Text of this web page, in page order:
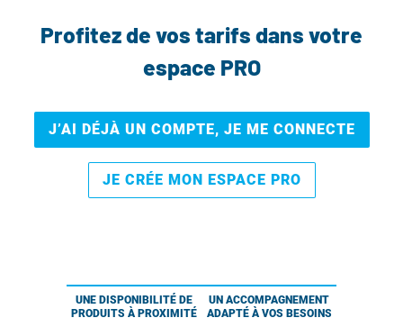
Profitez de vos tarifs dans votre
espace PRO
J’AI DÉJÀ UN COMPTE, JE ME CONNECTE
JE CRÉE MON ESPACE PRO
UNE DISPONIBILITÉ DE
PRODUITS À PROXIMITÉ
UN ACCOMPAGNEMENT
ADAPTÉ À VOS BESOINS